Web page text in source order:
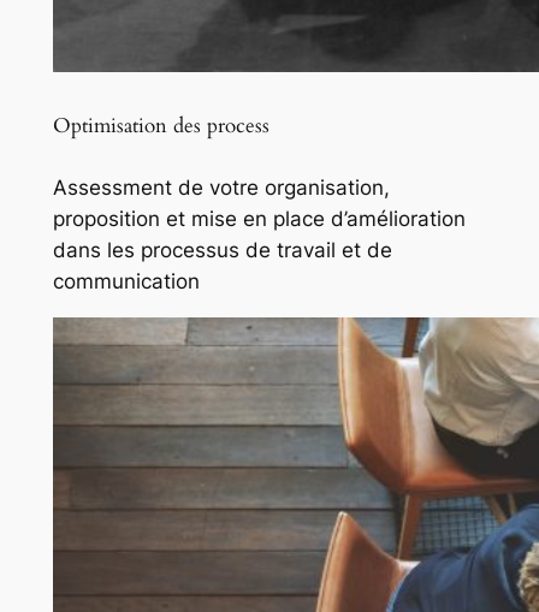
Optimisation des process
Assessment de votre organisation,
proposition et mise en place d’amélioration
dans les processus de travail et de
communication